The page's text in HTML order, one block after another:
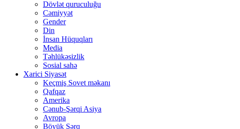
Dövlət quruculuğu
Cəmiyyət
Gender
Din
İnsan Hüquqları
Media
Təhlükəsizlik
Sosial sahə
Xarici Siyasət
Keçmiş Sovet məkanı
Qafqaz
Amerika
Cənub-Şərqi Asiya
Avropa
Böyük Şərq